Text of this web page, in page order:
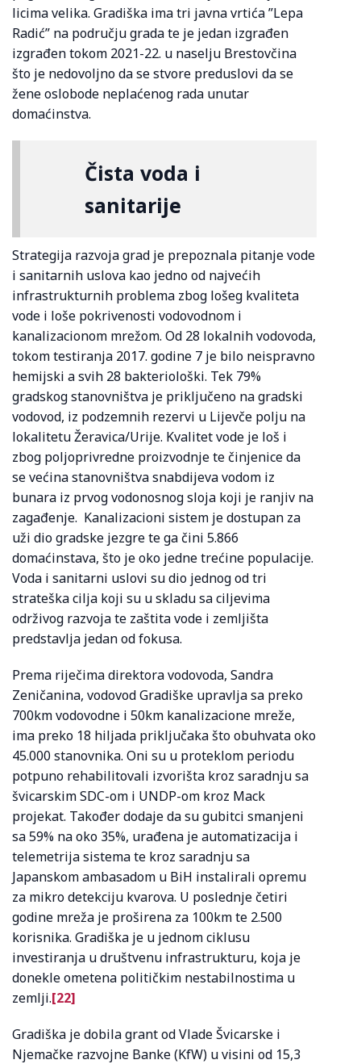
licima velika. Gradiška ima tri javna vrtića ”Lepa
Radić” na području grada te je jedan izgrađen
izgrađen tokom 2021-22. u naselju Brestovčina
što je nedovoljno da se stvore preduslovi da se
žene oslobode neplaćenog rada unutar
domaćinstva.
Čista voda i
sanitarije
Strategija razvoja grad je prepoznala pitanje vode
i sanitarnih uslova kao jedno od najvećih
infrastrukturnih problema zbog lošeg kvaliteta
vode i loše pokrivenosti vodovodnom i
kanalizacionom mrežom. Od 28 lokalnih vodovoda,
tokom testiranja 2017. godine 7 je bilo neispravno
hemijski a svih 28 bakteriološki. Tek 79%
gradskog stanovništva je priključeno na gradski
vodovod, iz podzemnih rezervi u Lijevče polju na
lokalitetu Žeravica/Urije. Kvalitet vode je loš i
zbog poljoprivredne proizvodnje te činjenice da
se većina stanovništva snabdijeva vodom iz
bunara iz prvog vodonosnog sloja koji je ranjiv na
zagađenje. Kanalizacioni sistem je dostupan za
uži dio gradske jezgre te ga čini 5.866
domaćinstava, što je oko jedne trećine populacije.
Voda i sanitarni uslovi su dio jednog od tri
strateška cilja koji su u skladu sa ciljevima
održivog razvoja te zaštita vode i zemljišta
predstavlja jedan od fokusa.
Prema riječima direktora vodovoda, Sandra
Zeničanina, vodovod Gradiške upravlja sa preko
700km vodovodne i 50km kanalizacione mreže,
ima preko 18 hiljada priključaka što obuhvata oko
45.000 stanovnika. Oni su u proteklom periodu
potpuno rehabilitovali izvorišta kroz saradnju sa
švicarskim SDC-om i UNDP-om kroz Mack
projekat. Također dodaje da su gubitci smanjeni
sa 59% na oko 35%, urađena je automatizacija i
telemetrija sistema te kroz saradnju sa
Japanskom ambasadom u BiH instalirali opremu
za mikro detekciju kvarova. U poslednje četiri
godine mreža je proširena za 100km te 2.500
korisnika. Gradiška je u jednom ciklusu
investiranja u društvenu infrastrukturu, koja je
donekle ometena političkim nestabilnostima u
zemlji.[22]
Gradiška je dobila grant od Vlade Švicarske i
Njemačke razvojne Banke (KfW) u visini od 15,3